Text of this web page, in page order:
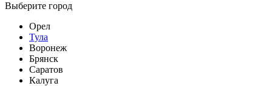
Выберите город
Орел
Тула
Воронеж
Брянск
Саратов
Калуга